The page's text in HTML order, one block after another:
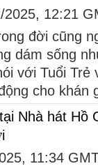
12:21
đời cũng
dám sống
với Tuổi Trẻ
cho khán
Nhà hát Hồ
11:34